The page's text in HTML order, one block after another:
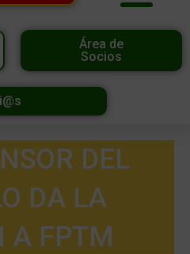
Área de
Socios
DEL
DA LA
A FPTM